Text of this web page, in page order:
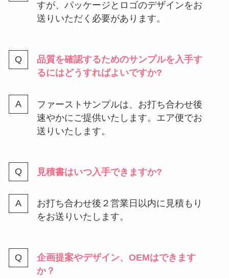
すが、パッケージとロゴのデザインをお
送りいただく必要があります。
品質を確認するためのサンプルを入手す
るにはどうすればよいですか?
ファーストサンプルは、お打ち合わせ後
速やかにご提供いたします。エア便でお
送りいたします。
見積書はいつ入手できますか?
お打ち合わせ後２営業日以内に見積もり
をお送りいたします。
企画提案やデザイン、OEMはできます
か？